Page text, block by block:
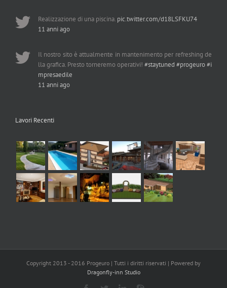
Realizzazione di una piscina. pic.twitter.com/d18LSFKU74
11 anni ago
Il nostro sito è attualmente in mantenimento per refreshing de
lla grafica. Presto torneremo operativi! #staytuned #progeuro#i
mpresaedile
11 anni ago
Lavori Recenti
Copyright 2013 - 2016 Progeuro | Tutti i diritti riservati | Powered by
Dragonfly-inn Studio